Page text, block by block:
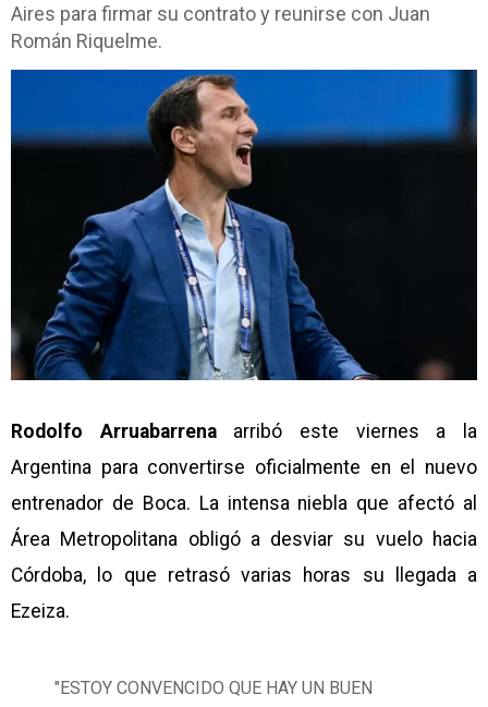
Aires para firmar su contrato y reunirse con Juan
Román Riquelme.
Rodolfo Arruabarrenaarribó este viernes a la
Argentina para convertirse oficialmente en el nuevo
entrenador de Boca. La intensa niebla que afectó al
Área Metropolitana obligó a desviar su vuelo hacia
Córdoba, lo que retrasó varias horas su llegada a
Ezeiza.
"ESTOY CONVENCIDO QUE HAY UN BUEN